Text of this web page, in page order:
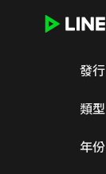
發行
類型
年份